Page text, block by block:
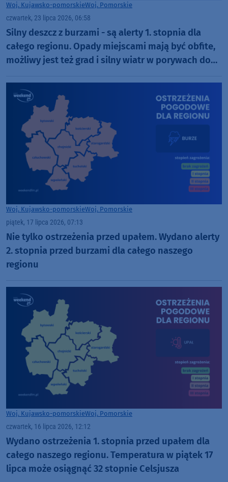
Woj. Kujawsko-pomorskieWoj. Pomorskie
czwartek, 23 lipca 2026, 06:58
Silny deszcz z burzami - są alerty 1. stopnia dla
całego regionu. Opady miejscami mają być obfite,
możliwy jest też grad i silny wiatr w porywach do
Woj. Kujawsko-pomorskieWoj. Pomorskie
piątek, 17 lipca 2026, 07:13
Nie tylko ostrzeżenia przed upałem. Wydano alerty
2. stopnia przed burzami dla całego naszego
regionu
Woj. Kujawsko-pomorskieWoj. Pomorskie
czwartek, 16 lipca 2026, 12:12
Wydano ostrzeżenia 1. stopnia przed upałem dla
całego naszego regionu. Temperatura w piątek 17
lipca może osiągnąć 32 stopnie Celsjusza